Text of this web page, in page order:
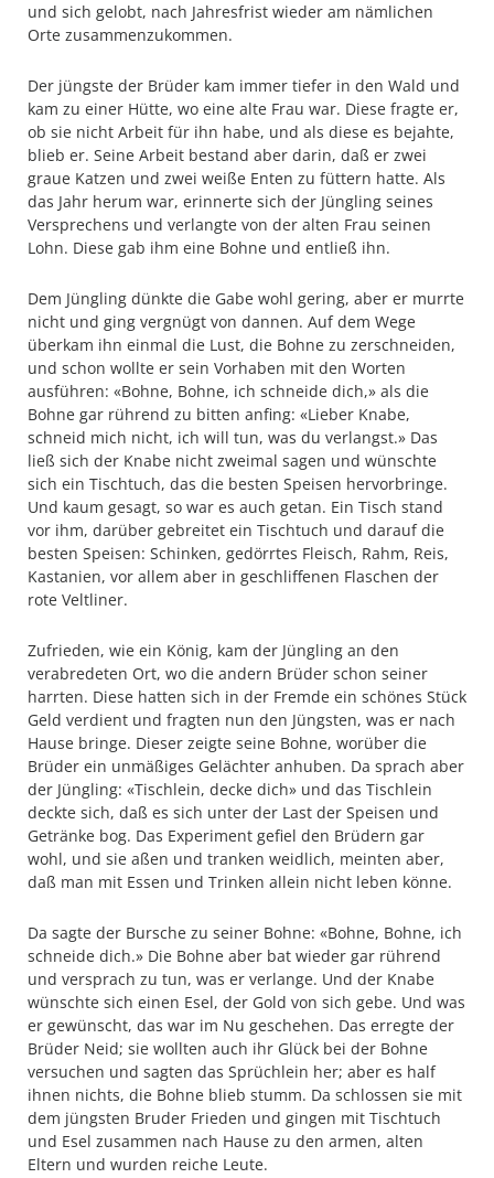
und sich gelobt, nach Jahresfrist wieder am nämlichen
Orte zusammenzukommen.
Der jüngste der Brüder kam immer tiefer in den Wald und
kam zu einer Hütte, wo eine alte Frau war. Diese fragte er,
ob sie nicht Arbeit für ihn habe, und als diese es bejahte,
blieb er. Seine Arbeit bestand aber darin, daß er zwei
graue Katzen und zwei weiße Enten zu füttern hatte. Als
das Jahr herum war, erinnerte sich der Jüngling seines
Versprechens und verlangte von der alten Frau seinen
Lohn. Diese gab ihm eine Bohne und entließ ihn.
Dem Jüngling dünkte die Gabe wohl gering, aber er murrte
nicht und ging vergnügt von dannen. Auf dem Wege
überkam ihn einmal die Lust, die Bohne zu zerschneiden,
und schon wollte er sein Vorhaben mit den Worten
ausführen: «Bohne, Bohne, ich schneide dich,» als die
Bohne gar rührend zu bitten anfing: «Lieber Knabe,
schneid mich nicht, ich will tun, was du verlangst.» Das
ließ sich der Knabe nicht zweimal sagen und wünschte
sich ein Tischtuch, das die besten Speisen hervorbringe.
Und kaum gesagt, so war es auch getan. Ein Tisch stand
vor ihm, darüber gebreitet ein Tischtuch und darauf die
besten Speisen: Schinken, gedörrtes Fleisch, Rahm, Reis,
Kastanien, vor allem aber in geschliffenen Flaschen der
rote Veltliner.
Zufrieden, wie ein König, kam der Jüngling an den
verabredeten Ort, wo die andern Brüder schon seiner
harrten. Diese hatten sich in der Fremde ein schönes Stück
Geld verdient und fragten nun den Jüngsten, was er nach
Hause bringe. Dieser zeigte seine Bohne, worüber die
Brüder ein unmäßiges Gelächter anhuben. Da sprach aber
der Jüngling: «Tischlein, decke dich» und das Tischlein
deckte sich, daß es sich unter der Last der Speisen und
Getränke bog. Das Experiment gefiel den Brüdern gar
wohl, und sie aßen und tranken weidlich, meinten aber,
daß man mit Essen und Trinken allein nicht leben könne.
Da sagte der Bursche zu seiner Bohne: «Bohne, Bohne, ich
schneide dich.» Die Bohne aber bat wieder gar rührend
und versprach zu tun, was er verlange. Und der Knabe
wünschte sich einen Esel, der Gold von sich gebe. Und was
er gewünscht, das war im Nu geschehen. Das erregte der
Brüder Neid; sie wollten auch ihr Glück bei der Bohne
versuchen und sagten das Sprüchlein her; aber es half
ihnen nichts, die Bohne blieb stumm. Da schlossen sie mit
dem jüngsten Bruder Frieden und gingen mit Tischtuch
und Esel zusammen nach Hause zu den armen, alten
Eltern und wurden reiche Leute.